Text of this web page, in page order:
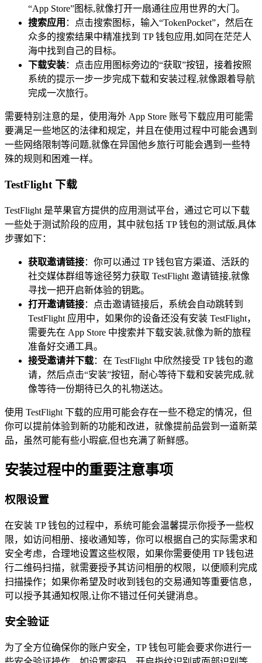
“App Store”图标,就像打开一扇通往应用世界的大门。
搜索应用 ：点击搜索图标，输入“TokenPocket”，然后在
众多的搜索结果中精准找到 TP 钱包应用,如同在茫茫人
海中找到自己的目标。
下载安装：点击应用图标旁边的“获取”按钮，接着按照
系统的提示一步一步完成下载和安装过程,就像跟着导航
完成一次旅行。
需要特别注意的是，使用海外 App Store 账号下载应用可能需
要满足一些地区的法律和规定，并且在使用过程中可能会遇到
一些网络限制等问题,就像在异国他乡旅行可能会遇到一些特
殊的规则和困难一样。
TestFlight 下载
TestFlight 是苹果官方提供的应用测试平台，通过它可以下载
一些处于测试阶段的应用，其中就包括 TP 钱包的测试版,具体
步骤如下：
获取邀请链接：你可以通过 TP 钱包官方渠道、活跃的
社交媒体群组等途径努力获取 TestFlight 邀请链接,就像
寻找一把开启新体验的钥匙。
打开邀请链接：点击邀请链接后，系统会自动跳转到
TestFlight 应用中，如果你的设备还没有安装 TestFlight，
需要先在 App Store 中搜索并下载安装,就像为新的旅程
准备好交通工具。
接受邀请并下载：在 TestFlight 中欣然接受 TP 钱包的邀
请，然后点击“安装”按钮，耐心等待下载和安装完成,就
像等待一份期待已久的礼物送达。
使用 TestFlight 下载的应用可能会存在一些不稳定的情况，但
你可以提前体验到新的功能和改进，就像提前品尝到一道新菜
品，虽然可能有些小瑕疵,但也充满了新鲜感。
安装过程中的重要注意事项
权限设置
在安装 TP 钱包的过程中，系统可能会温馨提示你授予一些权
限，如访问相册、接收通知等，你可以根据自己的实际需求和
安全考虑，合理地设置这些权限，如果你需要使用 TP 钱包进
行二维码扫描，就需要授予其访问相册的权限，以便顺利完成
扫描操作；如果你希望及时收到钱包的交易通知等重要信息，
可以授予其通知权限,让你不错过任何关键消息。
安全验证
为了全方位确保你的账户安全，TP 钱包可能会要求你进行一